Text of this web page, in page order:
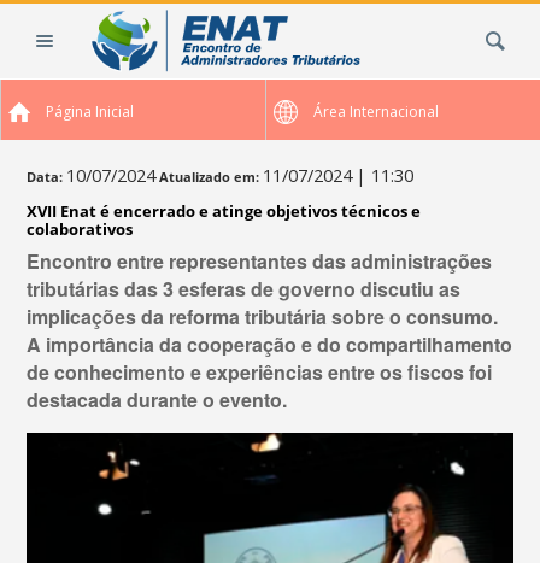
Página Inicial Área Internacional
Data: 10/07/2024 Atualizado em: 11/07/2024 | 11:30
XVII Enat é encerrado e atinge objetivos técnicos e
colaborativos
Encontro entre representantes das administrações
tributárias das 3 esferas de governo discutiu as
implicações da reforma tributária sobre o consumo.
A importância da cooperação e do compartilhamento
de conhecimento e experiências entre os fiscos foi
destacada durante o evento.